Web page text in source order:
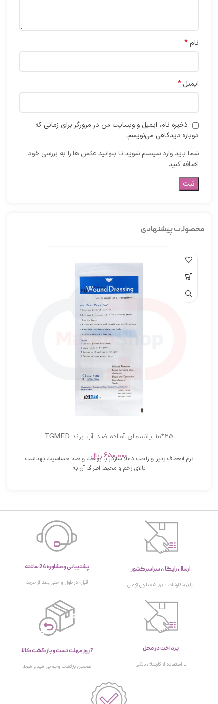
نام *
ایمیل *
ذخیره نام، ایمیل و وبسایت من در مرورگر برای زمانی که
دوباره دیدگاهی می‌نویسم.
شما باید وارد سیستم شوید تا بتوانید عکس ها را به بررسی خود
اضافه کنید.
محصولات پیشنهادی
25*10 پانسمان آماده ضد آب برند TGMED
650,000ریال
نرم انعطاف پذیر و راحت کاملا سازگار با پوست و ضد حساسیت بهداشت
بالای زخم و محیط اطراف آن به
ارسال رایگان سراسر کشور
برای سفارشات بالای ۵ میلیون تومان
پشتیبانی و مشاوره 24 ساعته
قبل، در طول و حتی بعد از خرید
پرداخت در محل
با استفاده از کارتهای بانکی
7 روز مهلت تست و بازگشت کالا
تصمین بازگشت وجه بی قید و شرط